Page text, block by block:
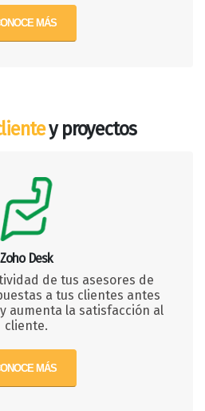
MÁS
y proyectos
Zoho Desk
de tus asesores de
a tus clientes antes
aumenta la satisfacción al
cliente.
MÁS